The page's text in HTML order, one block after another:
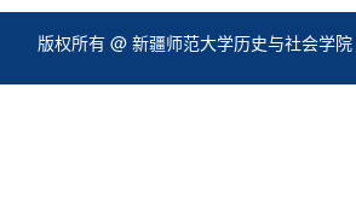
版权所有 @ 新疆师范大学历史与社会学院